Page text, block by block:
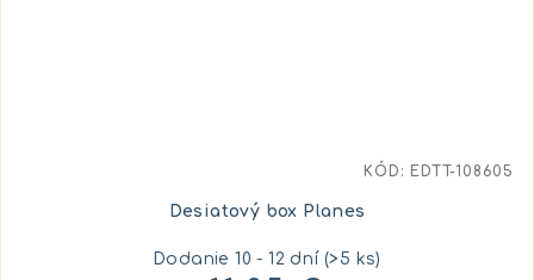
Desiatový box Planes
Dodanie 10 - 12 dní(>5 ks)
KÓD: EDTT-108605